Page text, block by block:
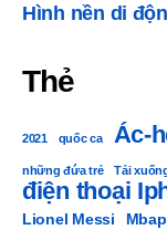
Hình nền di
Thẻ
2021 quốc ca Ác-
những đứa trẻ Tải
điện thoại
Lionel Messi